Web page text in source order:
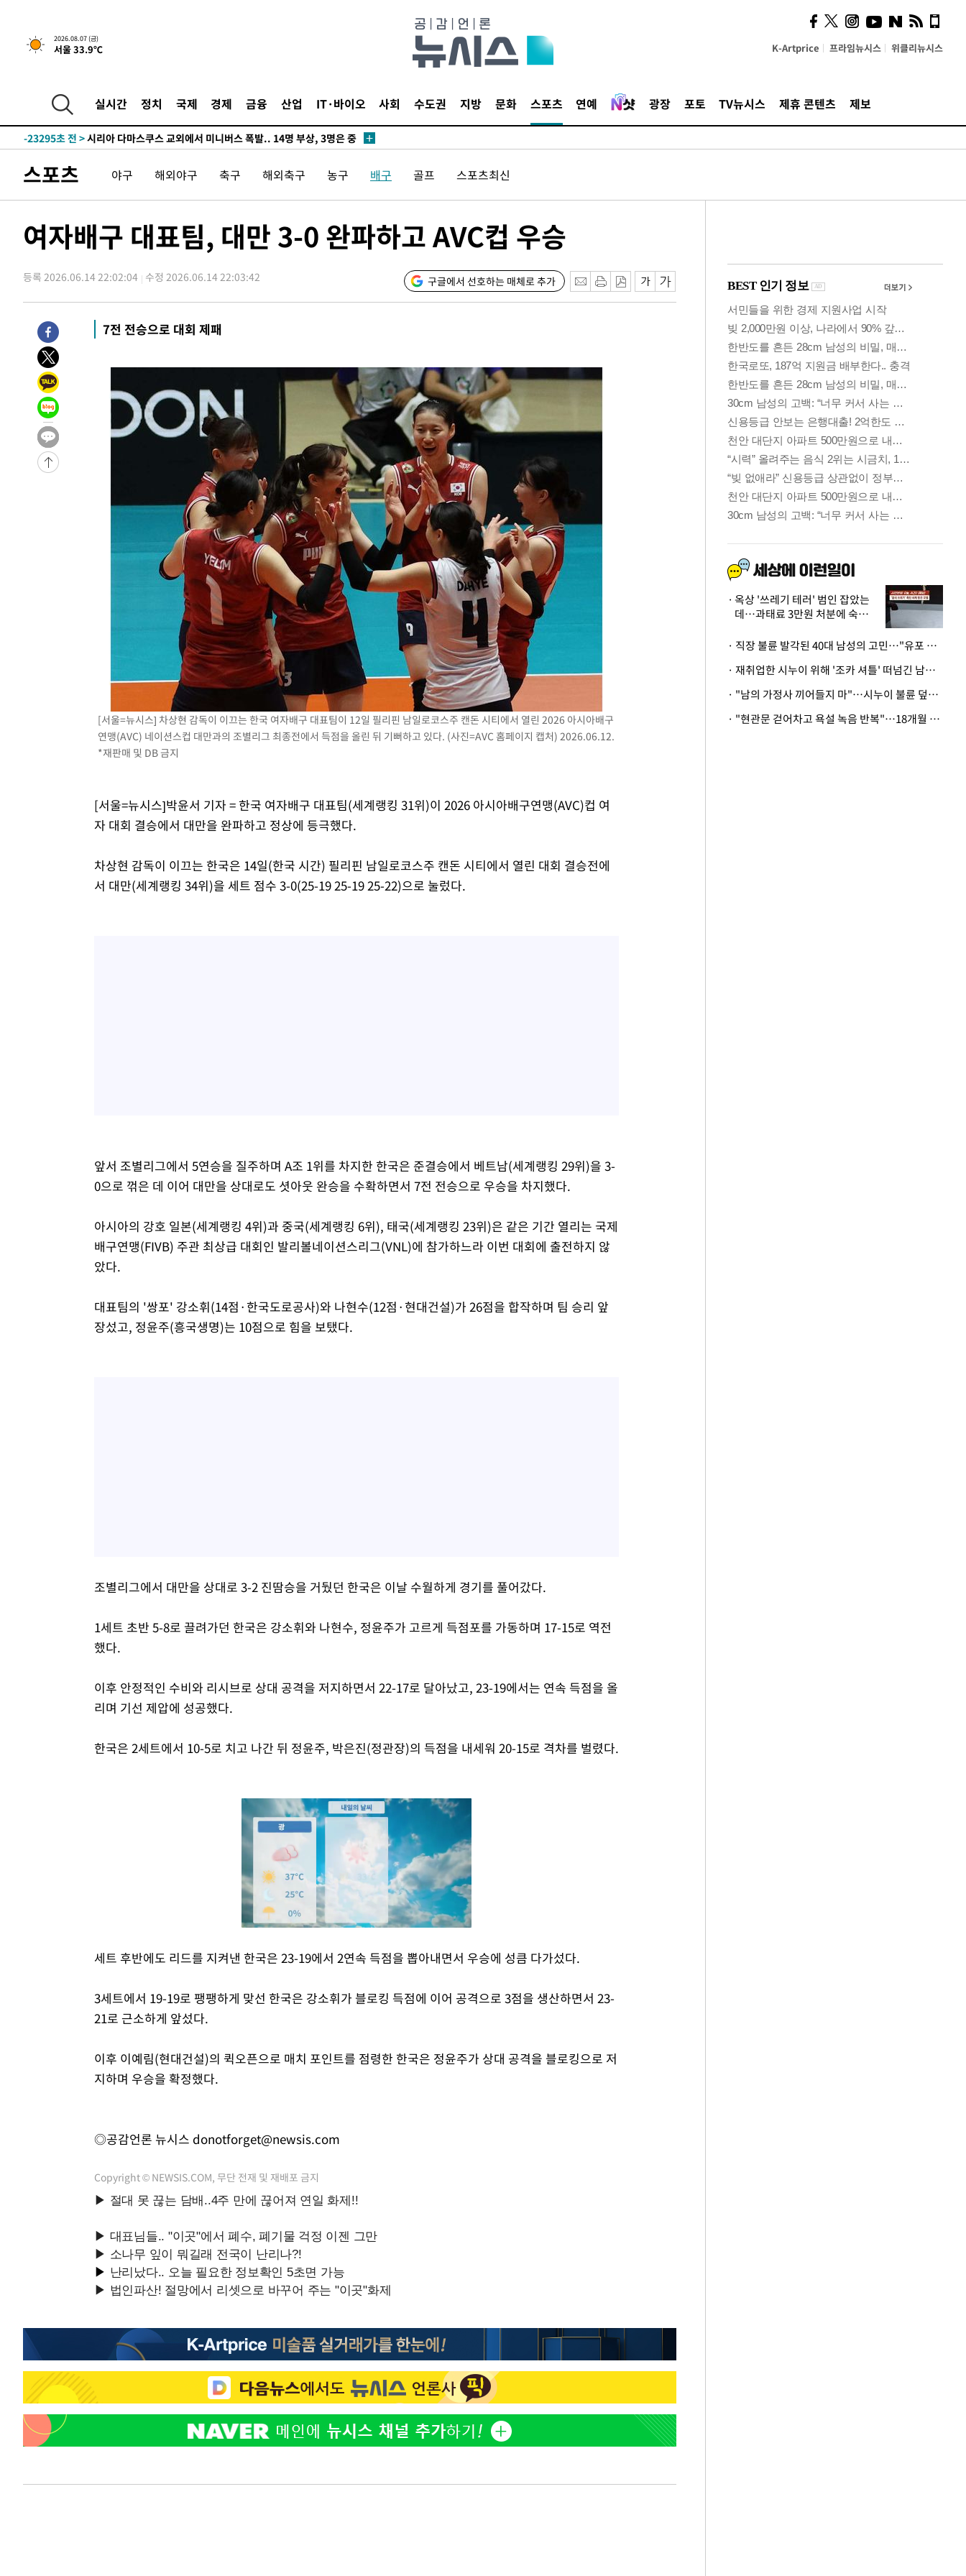
2026.08.07 (금)
서울 33.9℃ K-Artprice 프라임뉴시스 위클리뉴시스
실시간 정치 국제 경제 금융 산업 IT·바이오 사회 수도권 지방 문화 스포츠 연예 광장 포토 TV뉴시스 제휴 콘텐츠 제보
-26625초 전 >[속보]합수본, '투표율 허위 입력' 중앙·서울·경기도 선관위 등 9곳
압수수색
-26380초 전 >[속보]원·달러 환율, 오전 9시 1423.8원
-26162초 전 >
[속보]코스닥, 5.95포인트(0.74%) 상승한 807.62개장
-26130초 전 >
-23295초 전 >시리아 다마스쿠스 교외에서 미니버스 폭발.. 14명 부상, 3명은 중
-17557초 전 >
이란, 호르무즈서 "적국 목표물들"과 대치로 남부 케슘섬에서 두차
-16272초 전 >[속보]美, 폴리실리콘 수입 규제…파생제품 15% 관세, 120일 후
-12123초 전 > [속보] 뉴욕증시, 일제 하락 마감…나스닥 0.06%↓
-29057초 전 >[속보]'300억원대 사기 혐의' 차가원 대표 구속 송치
-28251초 전 >"미 전국적 살모네라 식중독 원인은 멕시코산 할라피뇨"-- CDC
-26764초 전 >
[속보]경찰·노동부, HL만도 평택사업장 끼임 사망 관련 압수수색
-26645초 전 >
[속보]합수본, '투표율 허위 입력' 중앙·서울·경기도 선관위 등 9곳
압수수색
-26400초 전 >
-26196초 전 >
[속보]삼성전자·SK하이닉스 동반 강보합…1%대 상승 출발
-26182초 전 >
[속보]코스닥, 5.95포인트(0.74%) 상승한 807.62개장
-26150초 전 >
[속보]코스피, 6300선 재탈환…1.09% 오른 6365.07 개장
-23315초 전 >
시리아 다마스쿠스 교외에서 미니버스 폭발.. 14명 부상, 3명은 중
-22613초 전 >
입추에도 극한더위…서울 낮 39도 '폭염중대경보'
이란, 호르무즈서 "적국 목표물들"과 대치로 남부 케슘섬에서 두차
[속보]美, 폴리실리콘 수입 규제…파생제품 15% 관세, 120일 후
[속보]트럼프, 美 원정출산 금지 행정명령 서명
[속보] 뉴욕증시, 일제 하락 마감…나스닥 0.06%↓
스포츠 야구 해외야구 축구 해외축구 농구 배구 골프 스포츠최신
여자배구 대표팀, 대만 3-0 완파하고 AVC컵 우승
등록 2026.06.14 22:02:04 수정 2026.06.14 22:03:42 구글에서 선호하는 매체로 추가
7전 전승으로 대회 제패
[서울=뉴시스] 차상현 감독이 이끄는 한국 여자배구 대표팀이 12일 필리핀 남일로코스주 캔돈 시티에서 열린 2026 아시아배구
연맹(AVC) 네이션스컵 대만과의 조별리그 최종전에서 득점을 올린 뒤 기뻐하고 있다. (사진=AVC 홈페이지 캡처) 2026.06.12.
*재판매 및 DB 금지
[서울=뉴시스]박윤서 기자 = 한국 여자배구 대표팀(세계랭킹 31위)이 2026 아시아배구연맹(AVC)컵 여
자 대회 결승에서 대만을 완파하고 정상에 등극했다.
차상현 감독이 이끄는 한국은 14일(한국 시간) 필리핀 남일로코스주 캔돈 시티에서 열린 대회 결승전에
서 대만(세계랭킹 34위)을 세트 점수 3-0(25-19 25-19 25-22)으로 눌렀다.
앞서 조별리그에서 5연승을 질주하며 A조 1위를 차지한 한국은 준결승에서 베트남(세계랭킹 29위)을 3-
0으로 꺾은 데 이어 대만을 상대로도 셧아웃 완승을 수확하면서 7전 전승으로 우승을 차지했다.
아시아의 강호 일본(세계랭킹 4위)과 중국(세계랭킹 6위), 태국(세계랭킹 23위)은 같은 기간 열리는 국제
배구연맹(FIVB) 주관 최상급 대회인 발리볼네이션스리그(VNL)에 참가하느라 이번 대회에 출전하지 않
았다.
대표팀의 '쌍포' 강소휘(14점·한국도로공사)와 나현수(12점·현대건설)가 26점을 합작하며 팀 승리 앞
장섰고, 정윤주(흥국생명)는 10점으로 힘을 보탰다.
조별리그에서 대만을 상대로 3-2 진땀승을 거뒀던 한국은 이날 수월하게 경기를 풀어갔다.
1세트 초반 5-8로 끌려가던 한국은 강소휘와 나현수, 정윤주가 고르게 득점포를 가동하며 17-15로 역전
했다.
이후 안정적인 수비와 리시브로 상대 공격을 저지하면서 22-17로 달아났고, 23-19에서는 연속 득점을 올
리며 기선 제압에 성공했다.
한국은 2세트에서 10-5로 치고 나간 뒤 정윤주, 박은진(정관장)의 득점을 내세워 20-15로 격차를 벌렸다.
세트 후반에도 리드를 지켜낸 한국은 23-19에서 2연속 득점을 뽑아내면서 우승에 성큼 다가섰다.
3세트에서 19-19로 팽팽하게 맞선 한국은 강소휘가 블로킹 득점에 이어 공격으로 3점을 생산하면서 23-
21로 근소하게 앞섰다.
이후 이예림(현대건설)의 퀵오픈으로 매치 포인트를 점령한 한국은 정윤주가 상대 공격을 블로킹으로 저
지하며 우승을 확정했다.
◎공감언론 뉴시스 donotforget@newsis.com
Copyright © NEWSIS.COM, 무단 전재 및 재배포 금지
시, 스마트폰 액세서리에
NFC 더했다
옥상 '쓰레기 테러' 범인 잡았는
데…과태료 3만원 처분에 숙박업
· 직장 불륜 발각된 40대 남성의 고민…"유포 동료 명예훼손·협박죄 고소 가능할까"
· 재취업한 시누이 위해 '조카 셔틀' 떠넘긴 남편…아내 "난 못한다"
· "남의 가정사 끼어들지 마"…시누이 불륜 덮으려는 남편에 억울한 아내
· "현관문 걷어차고 욕설 녹음 반복"…18개월 아기 키우는 집 뒤흔든 '앞집의 비극'